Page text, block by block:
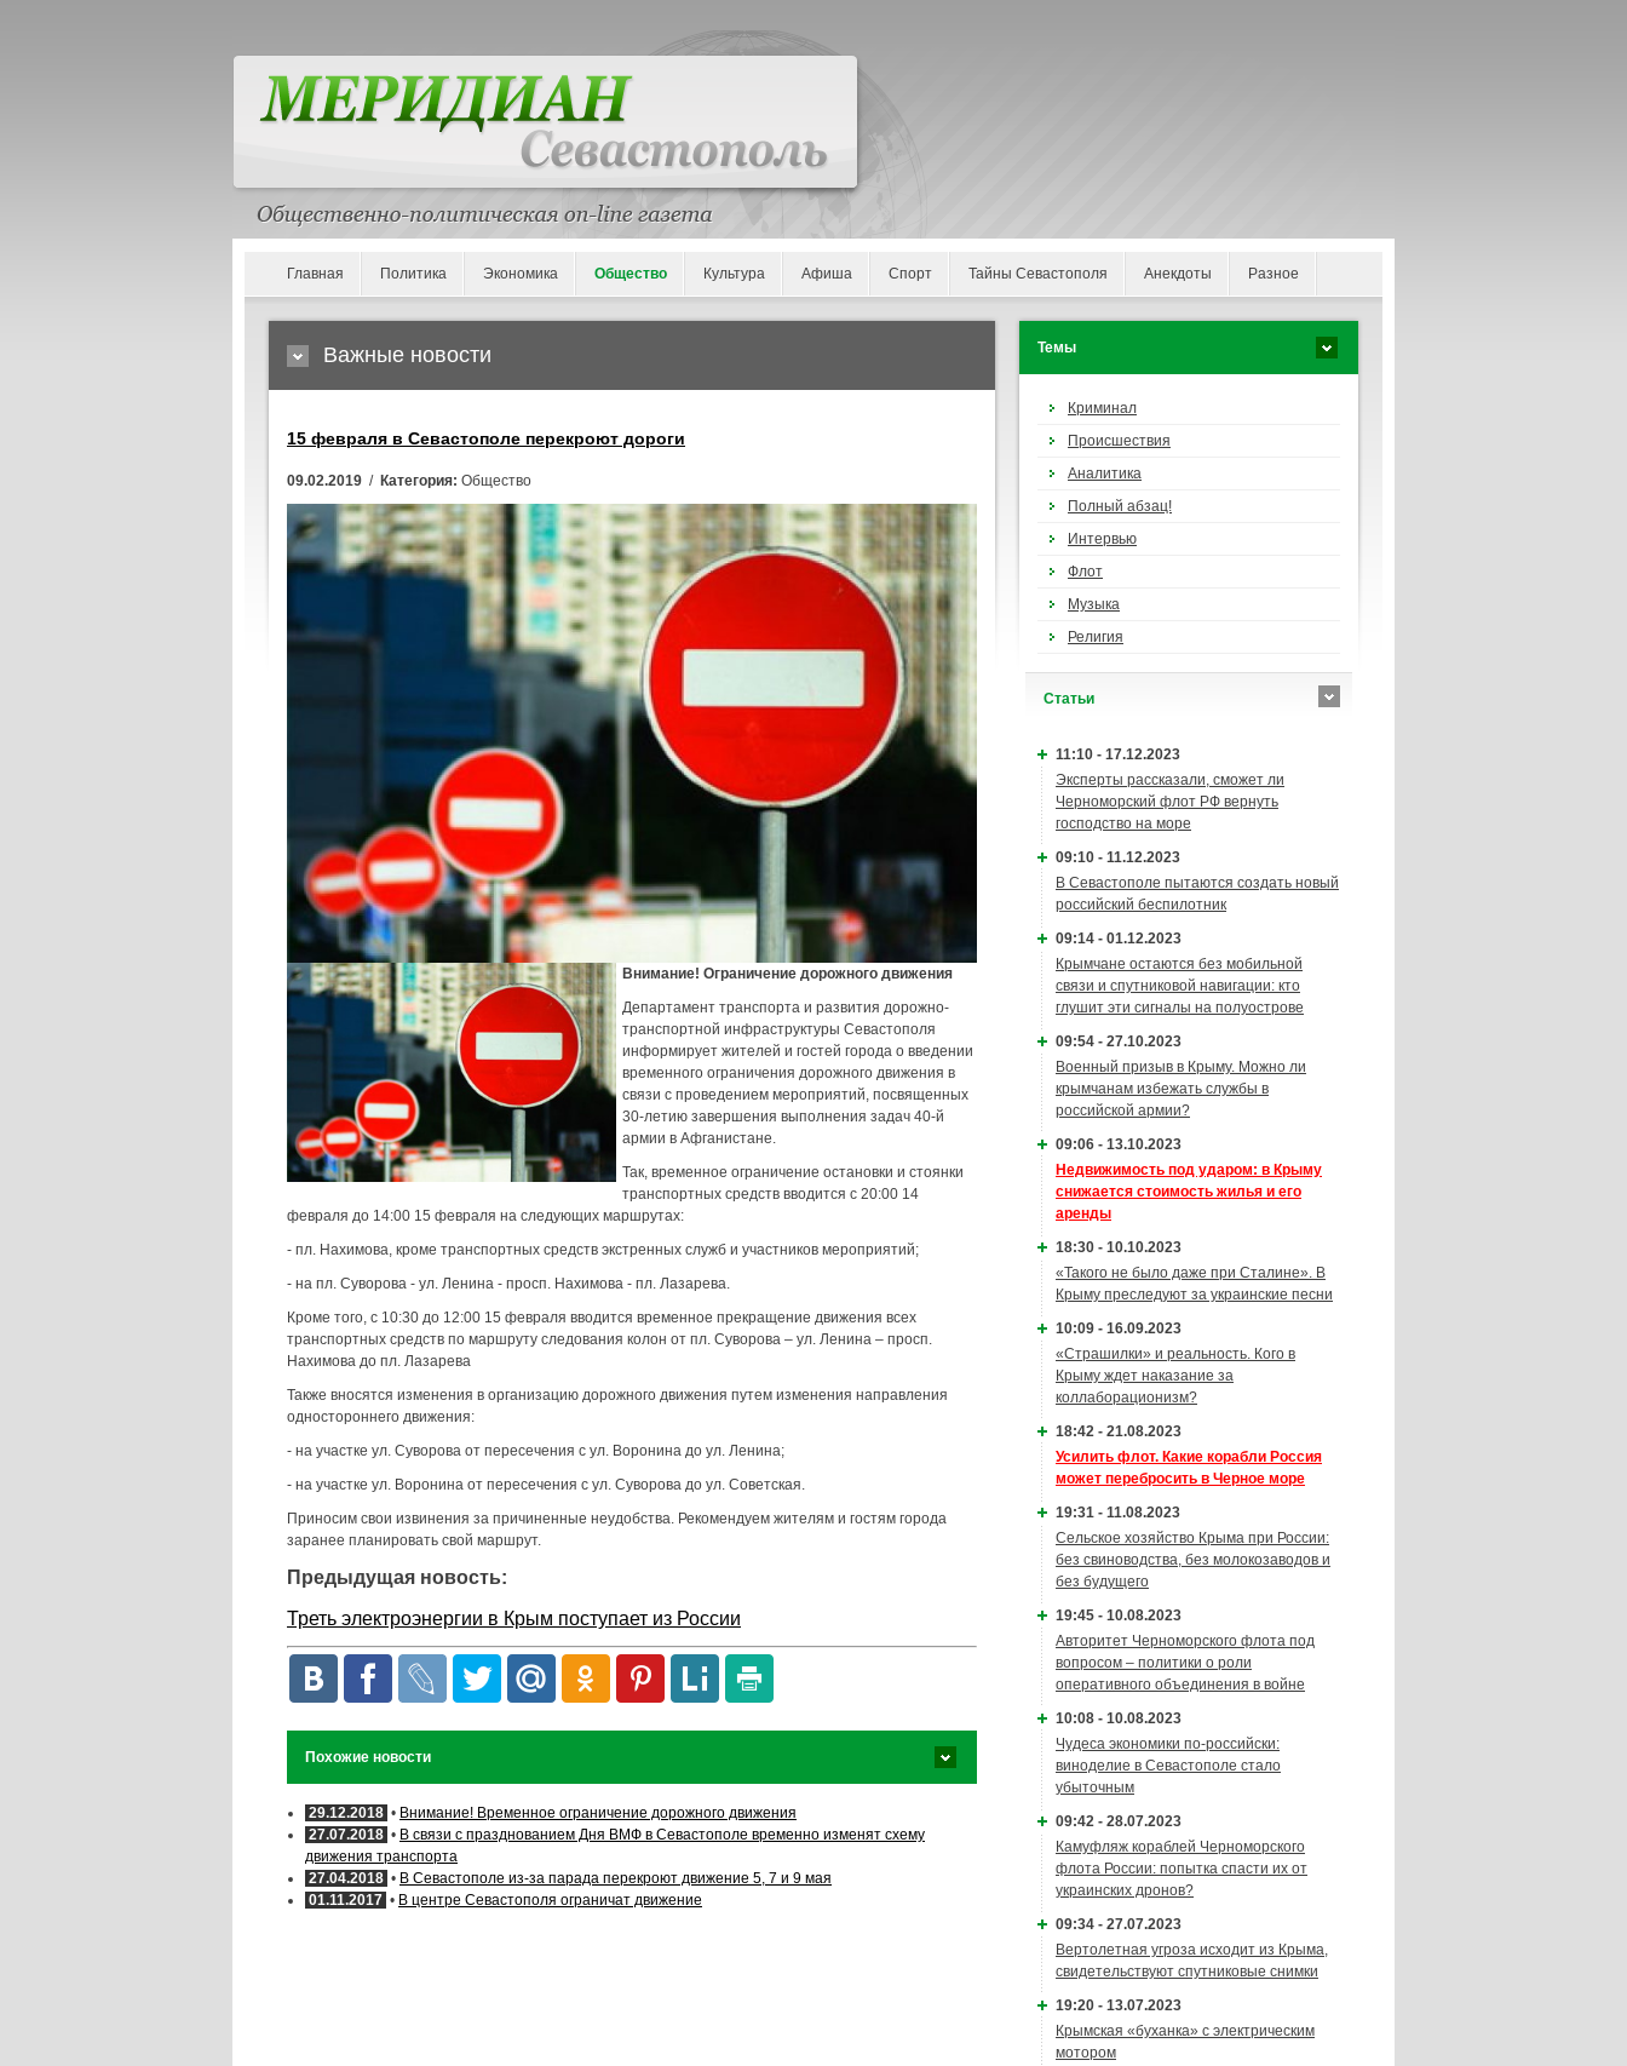
Главная Политика Экономика Общество Культура Афиша Спорт Тайны Севастополя Анекдоты Разное
Важные новости
15 февраля в Севастополе перекроют дороги
09.02.2019 / Категория: Общество
Внимание! Ограничение дорожного движения
Департамент транспорта и развития дорожно-
транспортной инфраструктуры Севастополя
информирует жителей и гостей города о введении
временного ограничения дорожного движения в
связи с проведением мероприятий, посвященных
30-летию завершения выполнения задач 40-й
армии в Афганистане.
Так, временное ограничение остановки и стоянки
транспортных средств вводится с 20:00 14
февраля до 14:00 15 февраля на следующих маршрутах:
- пл. Нахимова, кроме транспортных средств экстренных служб и участников мероприятий;
- на пл. Суворова - ул. Ленина - просп. Нахимова - пл. Лазарева.
Кроме того, с 10:30 до 12:00 15 февраля вводится временное прекращение движения всех
транспортных средств по маршруту следования колон от пл. Суворова – ул. Ленина – просп.
Нахимова до пл. Лазарева
Также вносятся изменения в организацию дорожного движения путем изменения направления
одностороннего движения:
- на участке ул. Суворова от пересечения с ул. Воронина до ул. Ленина;
- на участке ул. Воронина от пересечения с ул. Суворова до ул. Советская.
Приносим свои извинения за причиненные неудобства. Рекомендуем жителям и гостям города
заранее планировать свой маршрут.
Предыдущая новость:
Треть электроэнергии в Крым поступает из России
Похожие новости
29.12.2018 • Внимание! Временное ограничение дорожного движения
27.07.2018 • В связи с празднованием Дня ВМФ в Севастополе временно изменят схему
движения транспорта
27.04.2018 • В Севастополе из-за парада перекроют движение 5, 7 и 9 мая
01.11.2017 • В центре Севастополя ограничат движение
Темы
Криминал
Происшествия
Аналитика
Полный абзац!
Интервью
Флот
Музыка
Религия
Cтатьи
11:10 - 17.12.2023
Эксперты рассказали, сможет ли
Черноморский флот РФ вернуть
господство на море
09:10 - 11.12.2023
В Севастополе пытаются создать новый
российский беспилотник
09:14 - 01.12.2023
Крымчане остаются без мобильной
связи и спутниковой навигации: кто
глушит эти сигналы на полуострове
09:54 - 27.10.2023
Военный призыв в Крыму. Можно ли
крымчанам избежать службы в
российской армии?
09:06 - 13.10.2023
Недвижимость под ударом: в Крыму
снижается стоимость жилья и его
аренды
18:30 - 10.10.2023
«Такого не было даже при Сталине». В
Крыму преследуют за украинские песни
10:09 - 16.09.2023
«Страшилки» и реальность. Кого в
Крыму ждет наказание за
коллаборационизм?
18:42 - 21.08.2023
Усилить флот. Какие корабли Россия
может перебросить в Черное море
19:31 - 11.08.2023
Сельское хозяйство Крыма при России:
без свиноводства, без молокозаводов и
без будущего
19:45 - 10.08.2023
Авторитет Черноморского флота под
вопросом – политики о роли
оперативного объединения в войне
10:08 - 10.08.2023
Чудеса экономики по-российски:
виноделие в Севастополе стало
убыточным
09:42 - 28.07.2023
Камуфляж кораблей Черноморского
флота России: попытка спасти их от
украинских дронов?
09:34 - 27.07.2023
Вертолетная угроза исходит из Крыма,
свидетельствуют спутниковые снимки
19:20 - 13.07.2023
Крымская «буханка» с электрическим
мотором